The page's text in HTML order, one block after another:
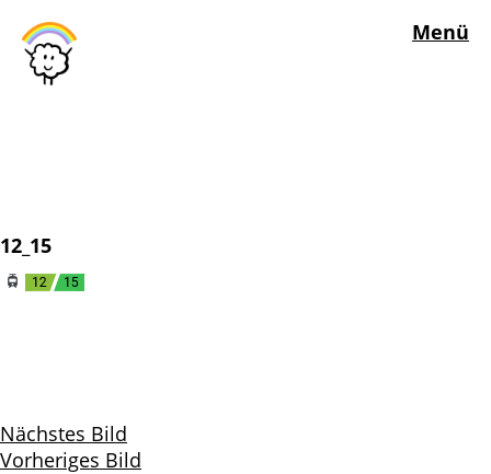
Menü
12_15
Nächstes Bild
Vorheriges Bild